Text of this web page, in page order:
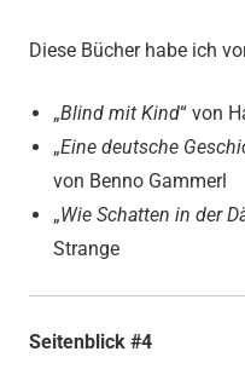
Diese Bücher habe ich
„Blind mit Kind“ von
„Eine deutsche
von Benno Gammerl
„Wie Schatten in der
Strange
Seitenblick #4